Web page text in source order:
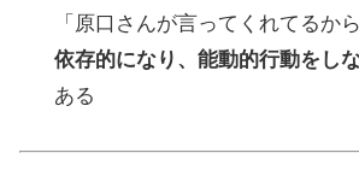
「原口さんが言ってくれてるか
依存的になり、能動的行動をし
ある